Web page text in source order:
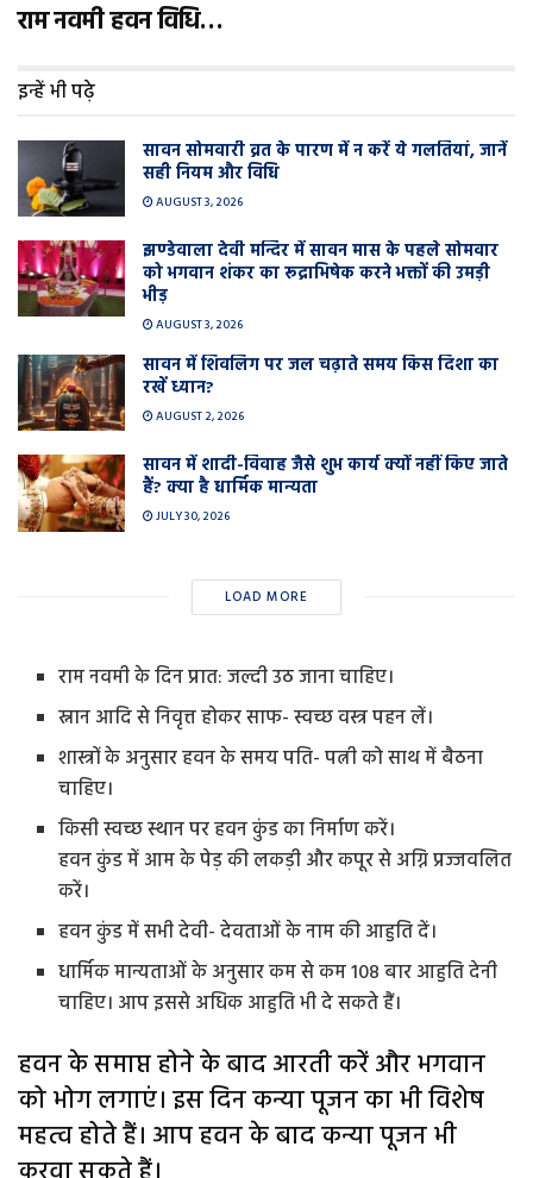
राम नवमी हवन विधि…
इन्हें भी पढ़े
सावन सोमवारी व्रत के पारण में न करें ये गलतियां, जानें
सही नियम और विधि
AUGUST 3, 2026
झण्डेवाला देवी मन्दिर में सावन मास के पहले सोमवार
को भगवान शंकर का रूद्राभिषेक करने भक्तों की उमड़ी
भीड़
AUGUST 3, 2026
सावन में शिवलिंग पर जल चढ़ाते समय किस दिशा का
रखें ध्यान?
AUGUST 2, 2026
सावन में शादी-विवाह जैसे शुभ कार्य क्यों नहीं किए जाते
हैं? क्या है धार्मिक मान्यता
JULY 30, 2026
LOAD MORE
राम नवमी के दिन प्रात: जल्दी उठ जाना चाहिए।
स्नान आदि से निवृत्त होकर साफ- स्वच्छ वस्त्र पहन लें।
शास्त्रों के अनुसार हवन के समय पति- पत्नी को साथ में बैठना
चाहिए।
किसी स्वच्छ स्थान पर हवन कुंड का निर्माण करें।
हवन कुंड में आम के पेड़ की लकड़ी और कपूर से अग्नि प्रज्जवलित
करें।
हवन कुंड में सभी देवी- देवताओं के नाम की आहुति दें।
धार्मिक मान्यताओं के अनुसार कम से कम 108 बार आहुति देनी
चाहिए। आप इससे अधिक आहुति भी दे सकते हैं।
हवन के समाप्त होने के बाद आरती करें और भगवान
को भोग लगाएं। इस दिन कन्या पूजन का भी विशेष
महत्व होते हैं। आप हवन के बाद कन्या पूजन भी